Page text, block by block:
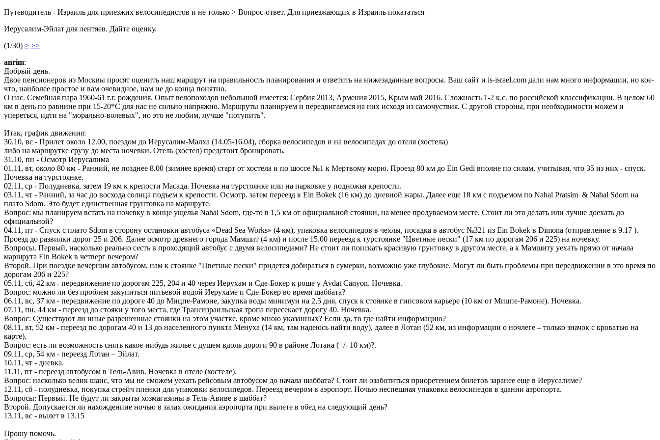
Путеводитель - Израиль для приезжих велосипедистов и не только > Вопрос-ответ. Для приезжающих в Израиль покататься
Иерусалим-Эйлат для лентяев. Дайте оценку.
(1/30) > >>
anrim:
Добрый день.
Двое пенсионеров из Москвы просят оценить наш маршрут на правильность планирования и ответить на нижезаданные вопросы. Ваш сайт и is-israel.com дали нам много информации, но кое-
что, наиболее простое и вам очевидное, нам не до конца понятно.
О нас. Семейная пара 1960-61 г.г. рождения. Опыт велопоходов небольшой имеется: Сербия 2013, Армения 2015, Крым май 2016. Сложность 1-2 к.с. по российской классификации. В целом 60
км в день по равнине при 15-20*С для нас не сильно напряжно. Маршруты планируем и передвигаемся на них исходя из самочуствия. С другой стороны, при необходимости можем и
упереться, идти на "морально-волевых", но это не любим, лучше "потупить".
Итак, график движения:
30.10, вс - Прилет около 12.00, поездом до Иерусалим-Малха (14.05-16.04), сборка велосипедов и на велосипедах до отеля (хостела)
либо на маршрутке срузу до места ночевки. Отель (хостел) предстоит бронировать.
31.10, пн - Осмотр Иерусалима
01.11, вт, около 80 км - Ранний, не позднее 8.00 (зимнее время) старт от хостела и по шоссе №1 к Мертвому морю. Проезд 80 км до Ein Gedi вполне по силам, учитывая, что 35 из них - спуск.
Ночевка на турстоянке.
02.11, ср - Полудневка, затем 19 км к крепости Масада. Ночевка на турстоянке или на парковке у подножья крепости.
03.11, чт - Ранний, за час до восхода солнца подъем к крепости. Осмотр. затем переезд к Ein Bokek (16 км) до дневной жары. Далее еще 18 км с подъемом по Nahal Pratsim & Nahal Sdom на
плато Sdom. Это будет единственная грунтовка на маршруте.
Вопрос: мы планируем встать на ночевку в конце ущелья Nahal Sdom, где-то в 1,5 км от официальной стоянки, на менее продуваемом месте. Стоит ли это делать или лучше доехать до
официальной?
04.11, пт - Спуск с плато Sdom в сторону остановки автобуса «Dead Sea Works» (4 км), упаковка велосипедов в чехлы, посадка в автобус №321 из Ein Bokek в Dimona (отправление в 9.17 ).
Проезд до развилки дорог 25 и 206. Далее осмотр древнего города Мамшит (4 км) и после 15.00 переезд к турстоянке "Цветные пески" (17 км по дорогам 206 и 225) на ночевку.
Вопросы. Первый, насколько реально сесть в проходящий автобус с двумя велосипедами? Не стоит ли поискать красивую грунтовку в другом месте, а к Мамшиту уехать прямо от начала
маршрута Ein Bokek в четверг вечером?
Второй. При поездке вечерним автобусом, нам к стоянке "Цветные пески" придется добираться в сумерки, возможно уже глубокие. Могут ли быть проблемы при передвижении в это время по
дорогам 206 и 225?
05.11, сб, 42 км - передвижение по дорогам 225, 204 и 40 через Иерухам и Сде-Бокер к роще у Avdat Canyon. Ночевка.
Вопрос: можно ли без проблем закупиться питьевой водой Иерухаме и Сде-Бокер во время шаббата?
06.11, вс, 37 км - передвижение по дороге 40 до Мицпе-Рамоне, закупка воды минимун на 2,5 дня, спуск к стоянке в гипсовом карьере (10 км от Мицпе-Рамоне). Ночевка.
07.11, пн, 44 км - переезд до стояки у того места, где Трансизраильская тропа пересекает дорогу 40. Ночевка.
Вопрос: Существуют ли иные разрешенные стоянки на этом участке, кроме мною указанных? Если да, то где найти информацию?
08.11, вт, 52 км - переезд по дорогам 40 и 13 до населенного пункта Менуха (14 км, там надеюсь найти воду), далее в Лотан (52 км, из информации о ночлеге – только значок с кроватью на
карте).
Вопрос: есть ли возможность снять какое-нибудь жилье с душем вдоль дороги 90 в районе Лотана (+/- 10 км)?.
09.11, ср, 54 км - переезд Лотан – Эйлат.
10.11, чт - дневка.
11.11, пт - переезд автобусом в Тель-Авив. Ночевка в отеле (хостеле).
Вопрос: насколько велик шанс, что мы не сможем уехать рейсовым автобусом до начала шаббата? Стоит ли озаботиться приоретением билетов заранее еще в Иерусалиме?
12.11, сб - полудневка, покупка стрейч пленки для упаковки велосипедов. Переезд вечером в аэропорт. Ночью неспешная упаковка велосипедов в здании аэропорта.
Вопросы: Первый. Не будут ли закрыты хозмагазины в Тель-Авиве в шаббат?
Второй. Допускается ли нахождениие ночью в залах ожидания аэропорта при вылете в обед на следующий день?
13.11, вс - вылет в 13.15
Прошу помочь.